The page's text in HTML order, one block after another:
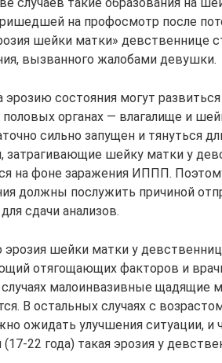
на профосмотр после
шейки матки» девственнице
вызванного жалобами девушки.
эрозию состояния могут развиться
половых органах — влагалище и
сильно запущен и тянуться
затрагивающие шейку матки у
на фоне заражения ИППП.
должны послужить причиной
сдачи анализов.
эрозия шейки матки у
отягощающих факторов и
малоинвазивные щадящие
В остальных случаях с
ожидать улучшения ситуации, и
(17-22 года) такая эрозия у